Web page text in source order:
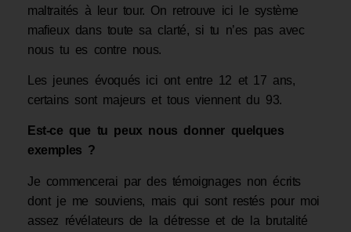
maltraités à leur tour. On re­trouve ici le système
mafieux dans toute sa clarté, si tu n’es pas avec
nous tu es contre nous.
Les jeunes évoqués ici ont entre 12 et 17 ans,
certains sont majeurs et tous viennent du 93.
Est-ce que tu peux nous donner quelques
exemples ?
Je commencerai par des témoignages non écrits
dont je me souviens, mais qui sont restés pour moi
assez révélateurs de la détresse et de la brutalité